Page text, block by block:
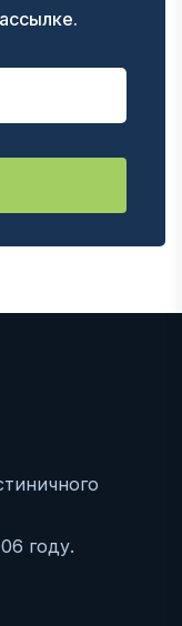
году.